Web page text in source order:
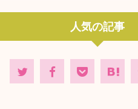
人気の記事